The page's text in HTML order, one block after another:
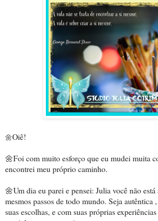
🌼Oiê!
🌼Foi com muito esforço que eu mudei muita
encontrei meu próprio caminho.
🌼Um dia eu parei e pensei: Julia você não
mesmos passos de todo mundo. Seja autêntica
suas escolhas, e com suas próprias